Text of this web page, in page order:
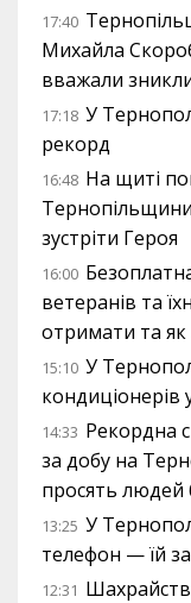
17:40
Михайла
вважали
17:18 У
рекорд
16:48 На щиті
зустріти Героя
16:00
ветеранів та
отримати та як
15:10 У
кондиціонерів
14:33 Рекордна
за добу на
просять людей
13:25 У
телефон — їй
12:31